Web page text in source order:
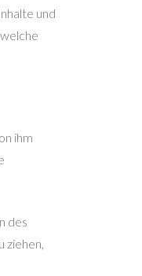
und
ihm
des
ziehen,